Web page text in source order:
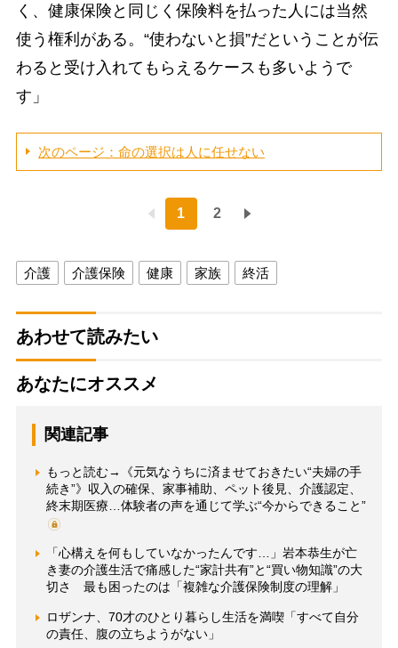
く、健康保険と同じく保険料を払った人には当然
使う権利がある。“使わないと損”だということが伝
わると受け入れてもらえるケースも多いようで
す」
次のページ：命の選択は人に任せない
1 2
介護 介護保険 健康 家族 終活
あわせて読みたい
あなたにオススメ
関連記事
もっと読む→《元気なうちに済ませておきたい“夫婦の手
続き”》収入の確保、家事補助、ペット後見、介護認定、
終末期医療…体験者の声を通じて学ぶ“今からできること”
「心構えを何もしていなかったんです…」岩本恭生が亡
き妻の介護生活で痛感した“家計共有”と“買い物知識”の大
切さ 最も困ったのは「複雑な介護保険制度の理解」
ロザンナ、70才のひとり暮らし生活を満喫「すべて自分
の責任、腹の立ちようがない」